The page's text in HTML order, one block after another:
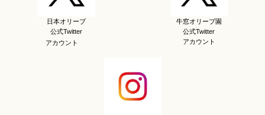
日本オリーブ
公式Twitter
アカウント
牛窓オリーブ園
公式Twitter
アカウント